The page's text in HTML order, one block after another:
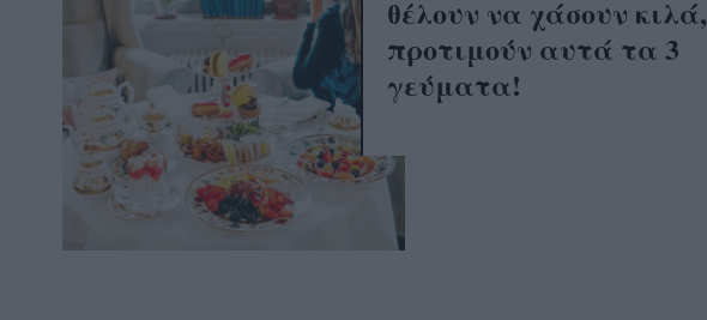
θέλουν να χάσουν κιλά,
προτιμούν αυτά τα 3
γεύματα!